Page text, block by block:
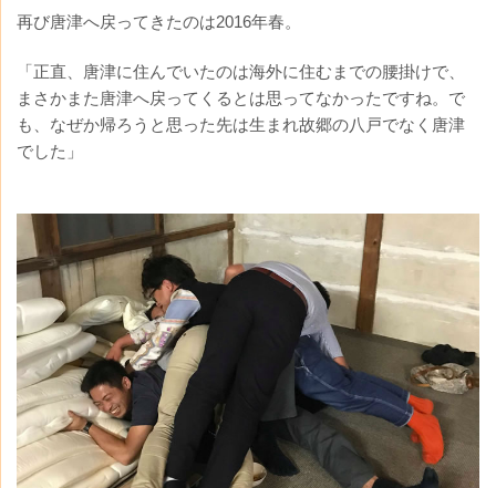
再び唐津へ戻ってきたのは2016年春。
「正直、唐津に住んでいたのは海外に住むまでの腰掛けで、
まさかまた唐津へ戻ってくるとは思ってなかったですね。で
も、なぜか帰ろうと思った先は生まれ故郷の八戸でなく唐津
でした」